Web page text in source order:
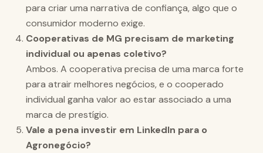
para criar uma narrativa de confiança, algo que o
consumidor moderno exige.
Cooperativas de MG precisam de marketing
individual ou apenas coletivo?
Ambos. A cooperativa precisa de uma marca forte
para atrair melhores negócios, e o cooperado
individual ganha valor ao estar associado a uma
marca de prestígio.
Vale a pena investir em LinkedIn para o
Agronegócio?